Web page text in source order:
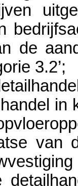
de
3.2’;
in
van